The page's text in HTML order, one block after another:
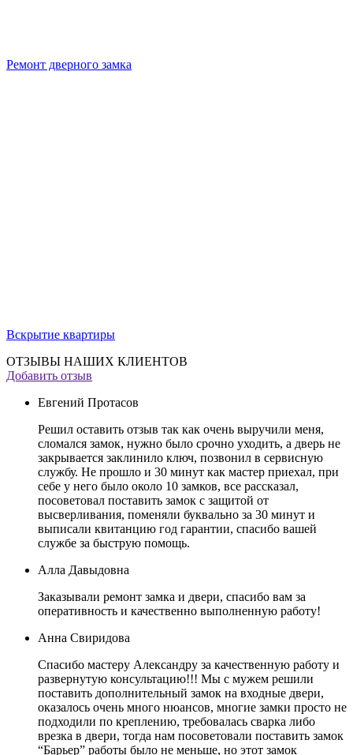
Ремонт дверного замка
Вскрытие квартиры
ОТЗЫВЫ НАШИХ КЛИЕНТОВ
Добавить отзыв
Евгений Протасов
Решил оставить отзыв так как очень выручили меня,
сломался замок, нужно было срочно уходить, а дверь не
закрывается заклинило ключ, позвонил в сервисную
службу. Не прошло и 30 минут как мастер приехал, при
себе у него было около 10 замков, все рассказал,
посоветовал поставить замок с защитой от
высверливания, поменяли буквально за 30 минут и
выписали квитанцию год гарантии, спасибо вашей
службе за быструю помощь.
Алла Давыдовна
Заказывали ремонт замка и двери, спасибо вам за
оперативность и качественно выполненную работу!
Анна Свиридова
Спасибо мастеру Александру за качественную работу и
развернутую консультацию!!! Мы с мужем решили
поставить дополнительный замок на входные двери,
оказалось очень много нюансов, многие замки просто не
подходили по креплению, требовалась сварка либо
врезка в двери, тогда нам посоветовали поставить замок
“Барьер” работы было не меньше, но этот замок